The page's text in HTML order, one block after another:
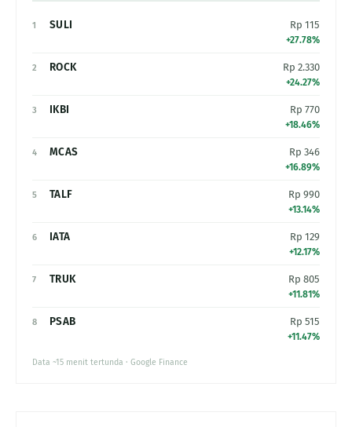
1 SULI Rp 115
+27.78%
2 ROCK Rp 2.330
+24.27%
3 IKBI Rp 770
+18.46%
4 MCAS Rp 346
+16.89%
5 TALF Rp 990
+13.14%
6 IATA Rp 129
+12.17%
7 TRUK Rp 805
+11.81%
8 PSAB Rp 515
+11.47%
Data ~15 menit tertunda · Google Finance